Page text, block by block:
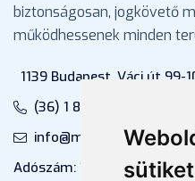
biztonságosan, jogkövető
működhessenek minden
1139 Budapest, Váci út 99-
(36) 1 880 76 00
info@mprx.hu
Adószám: 13598145-2-41